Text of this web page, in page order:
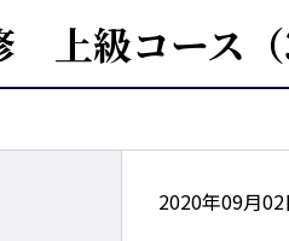
上級コース（
2020年09月